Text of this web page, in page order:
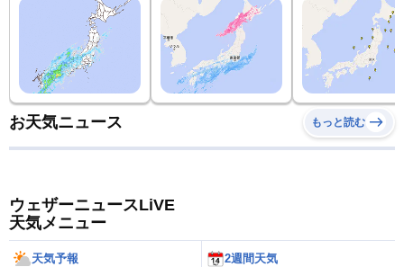
お天気ニュース もっと読む
ウェザーニュースLiVE
天気メニュー
天気予報 2週間天気